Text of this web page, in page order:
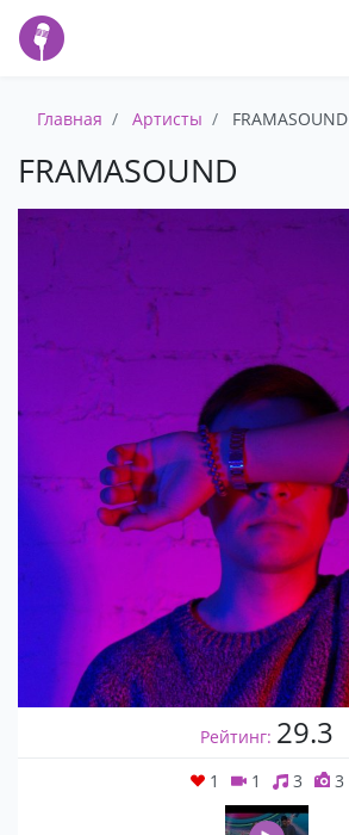
Главная Артисты FRAMASOUND
FRAMASOUND
Рейтинг: 29.3
1 1 3 3